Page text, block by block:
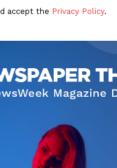
accept the Privacy Policy.